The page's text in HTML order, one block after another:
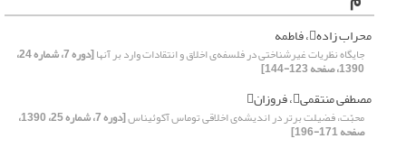
محراب زاده، فاطمه
جایگاه نظریات غیرشناختی در فلسفه‌ی اخلاق و انتقادات وارد بر آنها [دوره 7، شماره 24،
1390، صفحه 123-144]
مصطفی منتقمی، فروزان
محبّت، فضیلت برتر در اندیشه‌ی اخلاقی توماس آکوئیناس [دوره 7، شماره 25، 1390،
صفحه 171-196]